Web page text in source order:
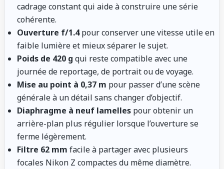
cadrage constant qui aide à construire une série
cohérente.
Ouverture f/1.4pour conserver une vitesse utile en
faible lumière et mieux séparer le sujet.
Poids de 420 g qui reste compatible avec une
journée de reportage, de portrait ou de voyage.
Mise au point à 0,37 m pour passer d’une scène
générale à un détail sans changer d’objectif.
Diaphragme à neuf lamelles pour obtenir un
arrière-plan plus régulier lorsque l’ouverture se
ferme légèrement.
Filtre 62 mm facile à partager avec plusieurs
focales Nikon Z compactes du même diamètre.